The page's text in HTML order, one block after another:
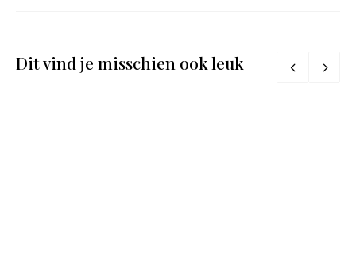
Dit vind je misschien ook leuk